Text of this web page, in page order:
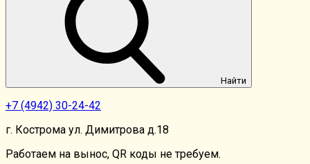
Найти
+7 (4942) 30-24-42
г. Кострома ул. Димитрова д.18
Работаем на вынос, QR коды не требуем.